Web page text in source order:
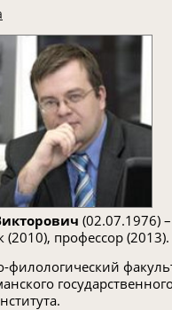
(02.07.1976)
(2010), профессор (2013).
филологический